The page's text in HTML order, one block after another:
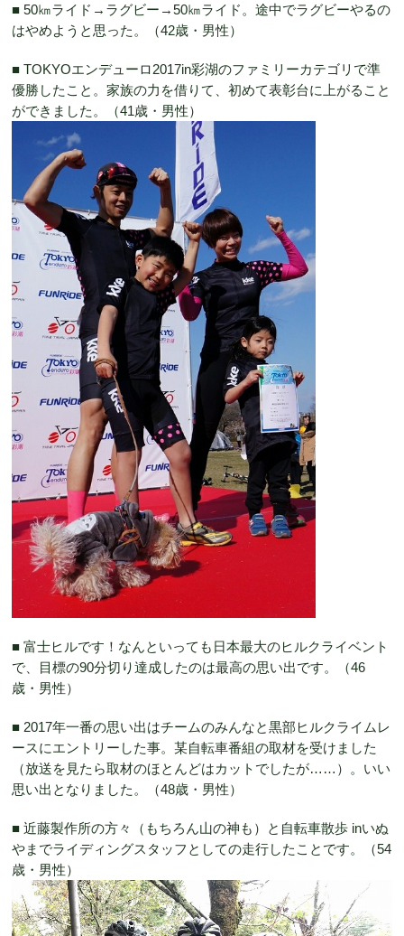
■ 50㎞ライド→ラグビー→50㎞ライド。途中でラグビーやるの
はやめようと思った。（42歳・男性）
■ TOKYOエンデューロ2017in彩湖のファミリーカテゴリで準
優勝したこと。家族の力を借りて、初めて表彰台に上がること
ができました。（41歳・男性）
■ 富士ヒルです！なんといっても日本最大のヒルクライベント
で、目標の90分切り達成したのは最高の思い出です。（46
歳・男性）
■ 2017年一番の思い出はチームのみんなと黒部ヒルクライムレ
ースにエントリーした事。某自転車番組の取材を受けました
（放送を見たら取材のほとんどはカットでしたが……）。いい
思い出となりました。（48歳・男性）
■ 近藤製作所の方々（もちろん山の神も）と自転車散歩 inいぬ
やまでライディングスタッフとしての走行したことです。（54
歳・男性）